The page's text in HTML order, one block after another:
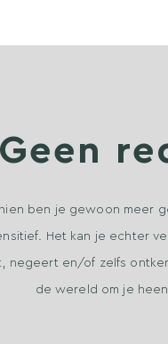
Geen
ben je gewoon meer
Het kan je echter
negeert en/of zelfs
de wereld om je